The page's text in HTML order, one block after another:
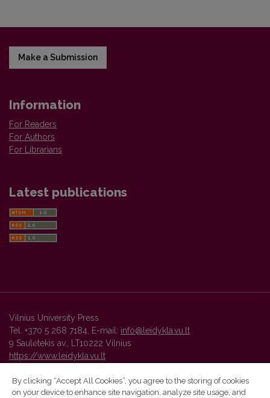
Make a Submission
Information
For Readers
For Authors
For Librarians
Latest publications
Vilnius University Press
Tel. +370 5 268 7184, E-mail: info@leidykla.vu.lt
9 Saulėtekis av., LT10222 Vilnius
https://www.leidykla.vu.lt
By clicking “Accept All Cookies”, you agree to the storing of cookies
on your device to enhance site navigation, analyze site usage, and